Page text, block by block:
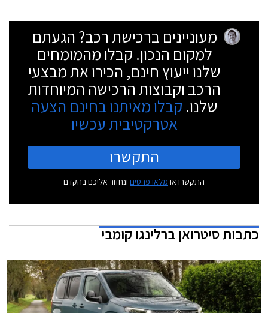
מעוניינים ברכישת רכב? הגעתם
למקום הנכון. קבלו מהמומחים
שלנו ייעוץ חינם, הכירו את מבצעי
הרכב וקבוצות הרכישה המיוחדות
שלנו. קבלו מאיתנו בחינם הצעה
אטרקטיבית עכשיו
התקשרו
התקשרו או מלאו פרטים ונחזור אליכם בהקדם
כתבותסיטרואן ברלינגו קומבי